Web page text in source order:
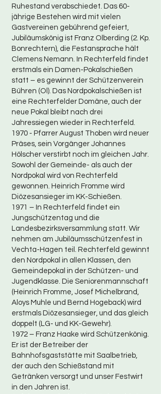
Ruhestand verabschiedet. Das 60-
jährige Bestehen wird mit vielen
Gastvereinen gebührend gefeiert,
Jubiläumskönig ist Franz Olberding (2. Kp.
Bonrechtern), die Festansprache hält
Clemens Nemann. In Rechterfeld findet
erstmals ein Damen-Pokalschießen
statt – es gewinnt der Schützenverein
Bühren (Ol). Das Nordpokalschießen ist
eine Rechterfelder Domäne, auch der
neue Pokal bleibt nach drei
Jahressiegen wieder in Rechterfeld.
1970 - Pfarrer August Thoben wird neuer
Präses, sein Vorgänger Johannes
Hölscher verstirbt noch im gleichen Jahr.
Sowohl der Gemeinde- als auch der
Nordpokal wird von Rechterfeld
gewonnen. Heinrich Fromme wird
Diözesansieger im KK-Schießen.
1971 – In Rechterfeld findet ein
Jungschützentag und die
Landesbezirksversammlung statt. Wir
nehmen am Jubiläumsschützenfest in
Vechta-Hagen teil. Rechterfeld gewinnt
den Nordpokal in allen Klassen, den
Gemeindepokal in der Schützen- und
Jugendklasse. Die Seniorenmannschaft
(Heinrich Fromme, Josef Michelbrand,
Aloys Muhle und Bernd Hogeback) wird
erstmals Diözesansieger, und das gleich
doppelt (LG- und KK-Gewehr).
1972 – Franz Haake wird Schützenkönig.
Er ist der Betreiber der
Bahnhofsgaststätte mit Saalbetrieb,
der auch den Schießstand mit
Getränken versorgt und unser Festwirt
in den Jahren ist.